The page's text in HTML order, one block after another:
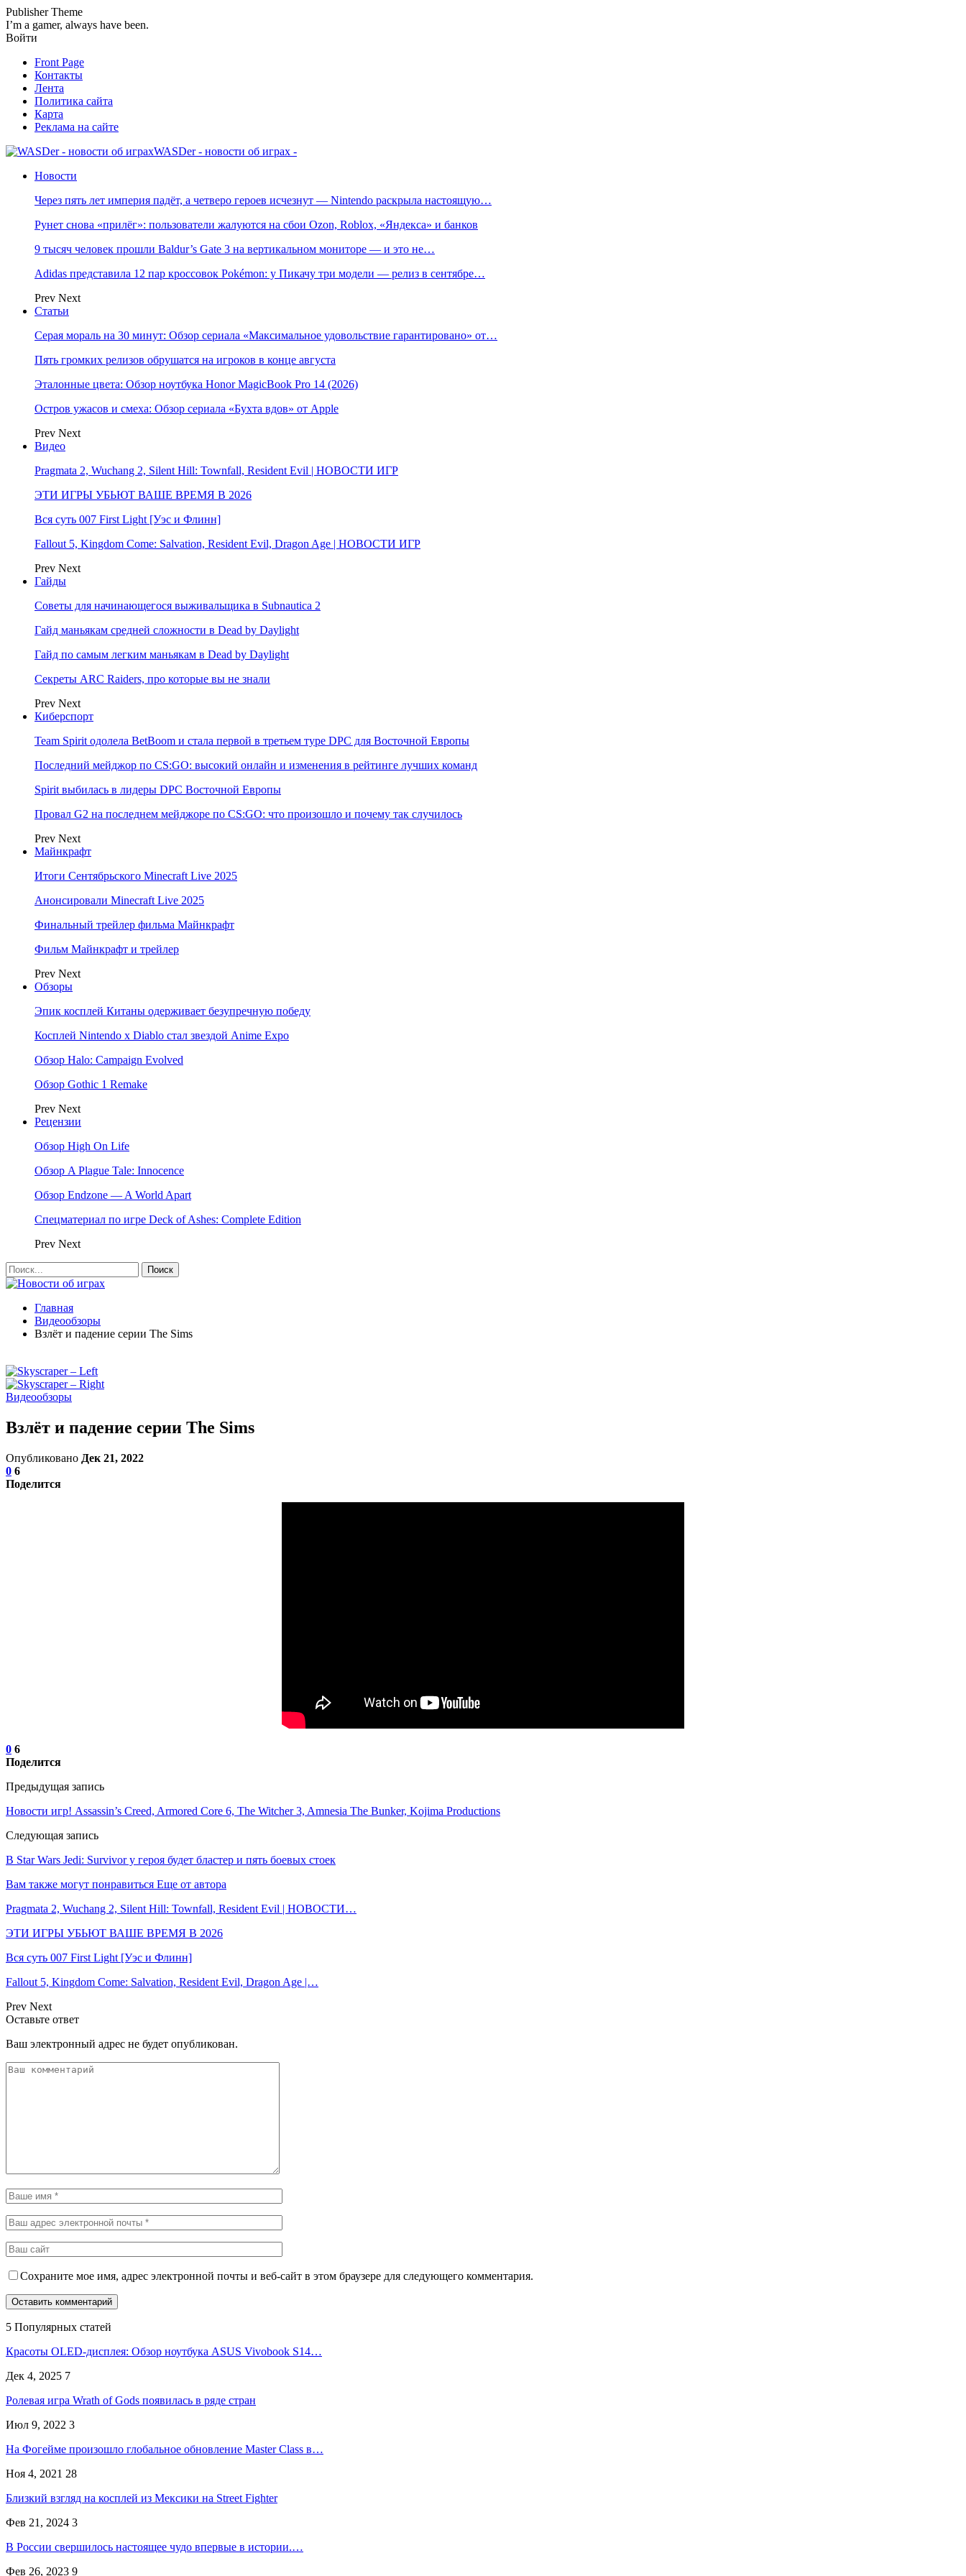
Publisher Theme
I’m a gamer, always have been.
Войти
Front Page
Контакты
Лента
Политика сайта
Карта
Реклама на сайте
WASDer - новости об играх -
Новости
Через пять лет империя падёт, а четверо героев исчезнут — Nintendo раскрыла настоящую…
Рунет снова «прилёг»: пользователи жалуются на сбои Ozon, Roblox, «Яндекса» и банков
9 тысяч человек прошли Baldur’s Gate 3 на вертикальном мониторе — и это не…
Adidas представила 12 пар кроссовок Pokémon: у Пикачу три модели — релиз в сентябре…
Prev Next
Статьи
Серая мораль на 30 минут: Обзор сериала «Максимальное удовольствие гарантировано» от…
Пять громких релизов обрушатся на игроков в конце августа
Эталонные цвета: Обзор ноутбука Honor MagicBook Pro 14 (2026)
Остров ужасов и смеха: Обзор сериала «Бухта вдов» от Apple
Prev Next
Видео
Pragmata 2, Wuchang 2, Silent Hill: Townfall, Resident Evil | НОВОСТИ ИГР
ЭТИ ИГРЫ УБЬЮТ ВАШЕ ВРЕМЯ В 2026
Вся суть 007 First Light [Уэс и Флинн]
Fallout 5, Kingdom Come: Salvation, Resident Evil, Dragon Age | НОВОСТИ ИГР
Prev Next
Гайды
Советы для начинающегося выживальщика в Subnautica 2
Гайд маньякам средней сложности в Dead by Daylight
Гайд по самым легким маньякам в Dead by Daylight
Секреты ARC Raiders, про которые вы не знали
Prev Next
Киберспорт
Team Spirit одолела BetBoom и стала первой в третьем туре DPC для Восточной Европы
Последний мейджор по CS:GO: высокий онлайн и изменения в рейтинге лучших команд
Spirit выбилась в лидеры DPC Восточной Европы
Провал G2 на последнем мейджоре по CS:GO: что произошло и почему так случилось
Prev Next
Майнкрафт
Итоги Сентябрьского Minecraft Live 2025
Анонсировали Minecraft Live 2025
Финальный трейлер фильма Майнкрафт
Фильм Майнкрафт и трейлер
Prev Next
Обзоры
Эпик косплей Китаны одерживает безупречную победу
Косплей Nintendo x Diablo стал звездой Anime Expo
Обзор Halo: Campaign Evolved
Обзор Gothic 1 Remake
Prev Next
Рецензии
Обзор High On Life
Обзор A Plague Tale: Innocence
Обзор Endzone — A World Apart
Спецматериал по игре Deck of Ashes: Complete Edition
Prev Next
Главная
Видеообзоры
Взлёт и падение серии The Sims
Видеообзоры
Взлёт и падение серии The Sims
Опубликовано Дек 21, 2022
0 6
Поделится
0 6
Поделится
Предыдущая запись
Новости игр! Assassin’s Creed, Armored Core 6, The Witcher 3, Amnesia The Bunker, Kojima Productions
Следующая запись
В Star Wars Jedi: Survivor у героя будет бластер и пять боевых стоек
Вам также могут понравиться Еще от автора
Pragmata 2, Wuchang 2, Silent Hill: Townfall, Resident Evil | НОВОСТИ…
ЭТИ ИГРЫ УБЬЮТ ВАШЕ ВРЕМЯ В 2026
Вся суть 007 First Light [Уэс и Флинн]
Fallout 5, Kingdom Come: Salvation, Resident Evil, Dragon Age |…
Prev Next
Оставьте ответ
Ваш электронный адрес не будет опубликован.
Сохраните мое имя, адрес электронной почты и веб-сайт в этом браузере для следующего комментария.
5 Популярных статей
Красоты OLED-дисплея: Обзор ноутбука ASUS Vivobook S14…
Дек 4, 2025 7
Ролевая игра Wrath of Gods появилась в ряде стран
Июл 9, 2022 3
На Фогейме произошло глобальное обновление Master Class в…
Ноя 4, 2021 28
Близкий взгляд на косплей из Мексики на Street Fighter
Фев 21, 2024 3
В России свершилось настоящее чудо впервые в истории.…
Фев 26, 2023 9